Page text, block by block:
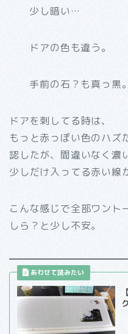
少し暗い…
ドアの色も違う。
手前の石？も真っ黒。
ドアを刺してる時は、
もっと赤っぽい色のハズ
認したが、間違いなく濃
少しだけ入ってる赤い線
こんな感じで全部ワント
しら？と少し不安。